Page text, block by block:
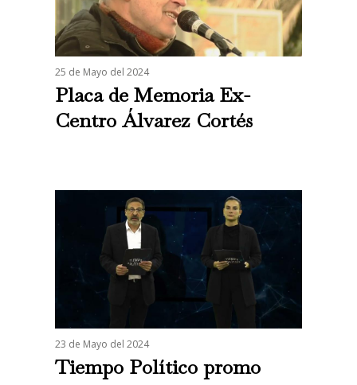
25 de Mayo del 2024
Placa de Memoria Ex-
Centro Álvarez Cortés
23 de Mayo del 2024
Tiempo Político promo